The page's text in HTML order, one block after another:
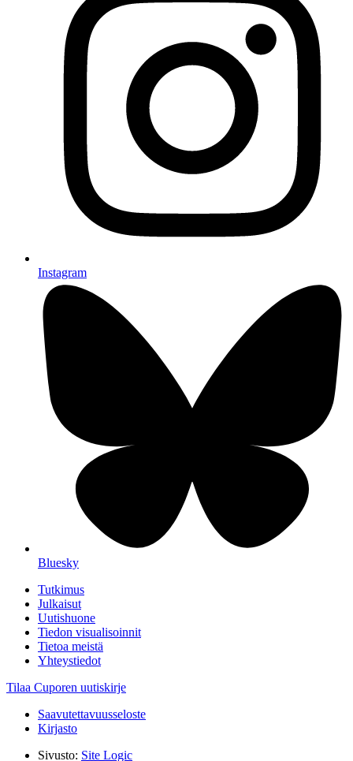
Instagram
Bluesky
Tutkimus
Julkaisut
Uutishuone
Tiedon visualisoinnit
Tietoa meistä
Yhteystiedot
Tilaa Cuporen uutiskirje
Saavutettavuusseloste
Kirjasto
Sivusto: Site Logic